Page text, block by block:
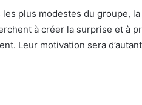
plus modestes du groupe,
à créer la surprise et à
Leur motivation sera